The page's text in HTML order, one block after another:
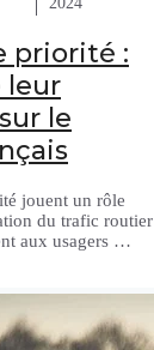
priorité :
leur
le
jouent un rôle
du trafic routier
aux usagers …